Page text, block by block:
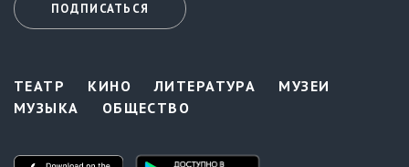
ПОДПИСАТЬСЯ
ТЕАТР КИНО ЛИТЕРАТУРА
МУЗЕИ
МУЗЫКА
ОБЩЕСТВО